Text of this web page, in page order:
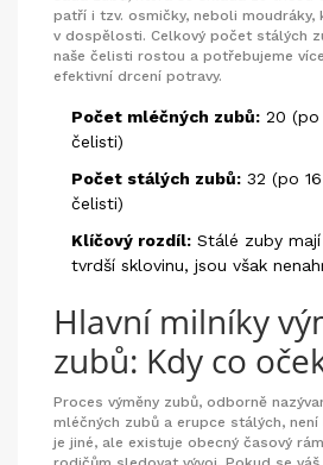
patří i tzv. osmičky, neboli moudráky,
v dospělosti. Celkový počet stálých
naše čelisti rostou a potřebujeme
efektivní drcení potravy.
Počet mléčných zubů: 20 (po
čelisti)
Počet stálých zubů: 32 (po
čelisti)
Klíčový rozdíl: Stálé zuby
tvrdší sklovinu, jsou však
Hlavní milníky
zubů: Kdy co
Proces výměny zubů, odborně
mléčných zubů a erupce stálých,
je jiné, ale existuje obecný časový